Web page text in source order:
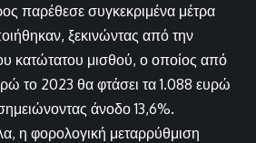
παρέθεσε συγκεκριμένα μέτρα
ξεκινώντας από την
κατώτατου μισθού, ο οποίος από
το 2023 θα φτάσει τα 1.088 ευρώ
άνοδο 13,6%.
η φορολογική μεταρρύθμιση